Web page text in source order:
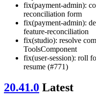
fix(payment-admin):
reconciliation form
fix(payment-admin):
feature-reconciliation
fix(studio): resolve
ToolsComponent
fix(user-session): roll
resume (#771)
20.41.0 Latest